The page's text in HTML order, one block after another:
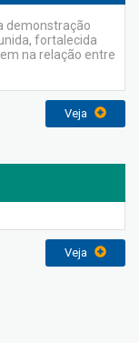
demonstração
fortalecida
na relação entre
Veja
Veja